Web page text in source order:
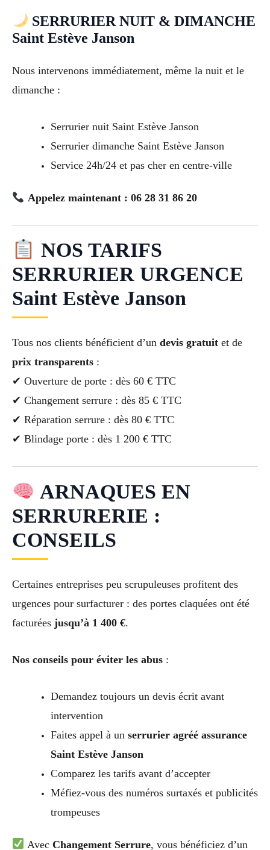
SERRURIER NUIT & DIMANCHE
Saint Estève Janson
Nous intervenons immédiatement, même la nuit et le
dimanche :
Serrurier nuit Saint Estève Janson
Serrurier dimanche Saint Estève Janson
Service 24h/24 et pas cher en centre-ville
Appelez maintenant : 06 28 31 86 20
NOS TARIFS
SERRURIER URGENCE
Saint Estève Janson
Tous nos clients bénéficient d’un devis gratuit et de
prix transparents :
✔ Ouverture de porte : dès 60 € TTC
✔ Changement serrure : dès 85 € TTC
✔ Réparation serrure : dès 80 € TTC
✔ Blindage porte : dès 1 200 € TTC
ARNAQUES EN
SERRURERIE :
CONSEILS
Certaines entreprises peu scrupuleuses profitent des
urgences pour surfacturer : des portes claquées ont été
facturées jusqu’à 1 400 €.
Nos conseils pour éviter les abus :
Demandez toujours un devis écrit avant
intervention
Faites appel à un serrurier agréé assurance
Saint Estève Janson
Comparez les tarifs avant d’accepter
Méfiez-vous des numéros surtaxés et publicités
trompeuses
Avec Changement Serrure, vous bénéficiez d’un